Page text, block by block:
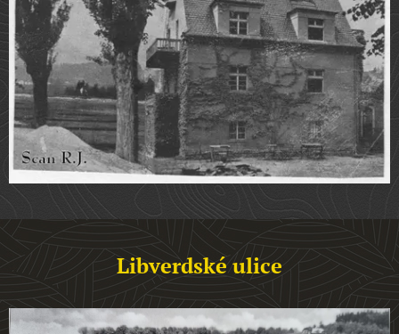
Libverdské ulice